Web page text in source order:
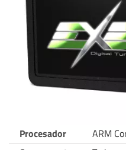
Procesador
ARM